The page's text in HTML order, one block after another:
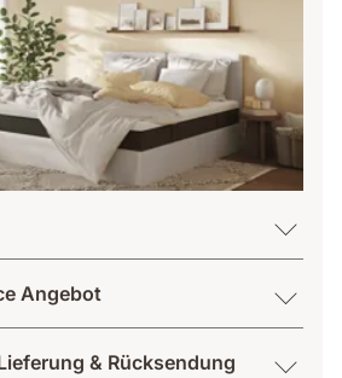
Angebot
& Rücksendung